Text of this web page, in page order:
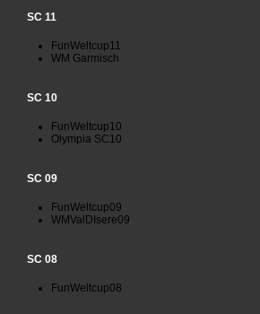
SC 11
FunWeltcup11
WM Garmisch
SC 10
FunWeltcup10
Olympia SC10
SC 09
FunWeltcup09
WMValDIsere09
SC 08
FunWeltcup08